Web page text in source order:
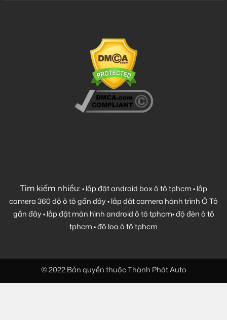
Tìm kiếm nhiều:•lắp đặt android box ô tô tphcm•lắp
camera 360 độ ô tô gần đây•lắp đặt camera hành trình Ô Tô
gần đây•lắp đặt màn hình android ô tô tphcm•độ đèn ô tô
tphcm•độ loa ô tô tphcm
© 2022 Bản quyền thuộc Thành Phát Auto